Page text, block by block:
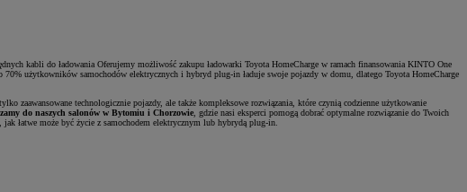
kabli do ładowania Oferujemy możliwość zakupu ładowarki Toyota HomeCharge w ramach finansowania KINTO One
użytkowników samochodów elektrycznych i hybryd plug-in ładuje swoje pojazdy w domu, dlatego Toyota HomeCharge
zaawansowane technologicznie pojazdy, ale także kompleksowe rozwiązania, które czynią codzienne użytkowanie
do naszych salonów w Bytomiu i Chorzowie , gdzie nasi eksperci pomogą dobrać optymalne rozwiązanie do Twoich
łatwe może być życie z samochodem elektrycznym lub hybrydą plug-in.